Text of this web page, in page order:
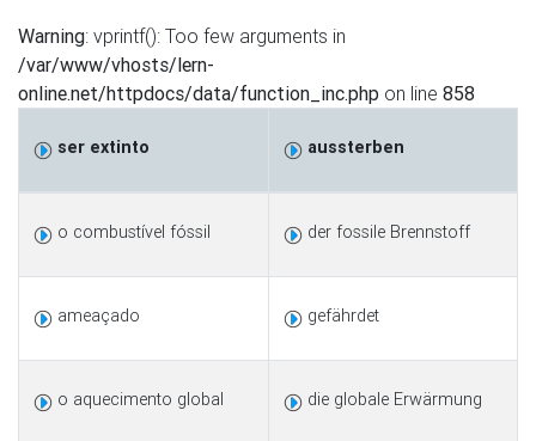
Warning: vprintf(): Too few arguments in
/var/www/vhosts/lern-
online.net/httpdocs/data/function_inc.php on line 858
ser extinto aussterben
o combustível fóssil der fossile Brennstoff
ameaçado gefährdet
o aquecimento global die globale Erwärmung